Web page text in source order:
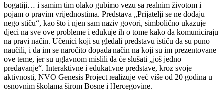
bogatiji… i samim tim olako gubimo vezu sa realnim životom i
pojam o pravim vrijednostima. Predstava „Prijatelji se ne dodaju
nego stiču“, kao što i njen sam naziv govori, simbolično ukazuje
djeci na sve ove probleme i edukuje ih o tome kako da komuniciraju
na pravi način. Učenici koji su gledali predstavu ističu da su puno
naučili, i da im se naročito dopada način na koji su im prezentovane
ove teme, jer su uglavnom mislili da će slušati „još jedno
predavanje“. Interaktivne i edukativne predstave, kroz svoje
aktivnosti, NVO Genesis Project realizuje već više od 20 godina u
osnovnim školama širom Bosne i Hercegovine.